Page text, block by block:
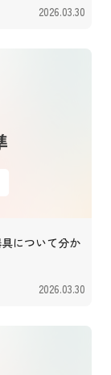
2026.03.30
について分か
2026.03.30